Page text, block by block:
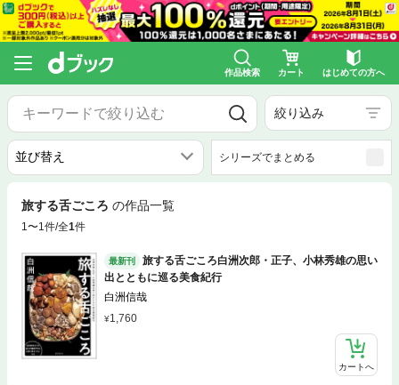
作品検索 カート はじめての方へ
絞り込み
シリーズでまとめる
旅する舌ごころ の作品一覧
1〜1件/全1件
最新刊
旅する舌ごころ白洲次郎・正子、小林秀雄の思い
出とともに巡る美食紀行
白洲信哉
1,760
カートへ